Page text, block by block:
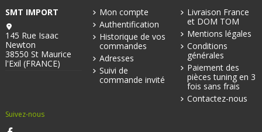
SMT IMPORT
145 Rue Isaac
Newton
38550 St Maurice
l'Exil (FRANCE)
Mon compte
Authentification
Historique de vos
commandes
Adresses
Suivi de
commande invité
Livraison France
et DOM TOM
Mentions légales
Conditions
générales
Paiement des
pièces tuning en 3
fois sans frais
Contactez-nous
Suivez-nous